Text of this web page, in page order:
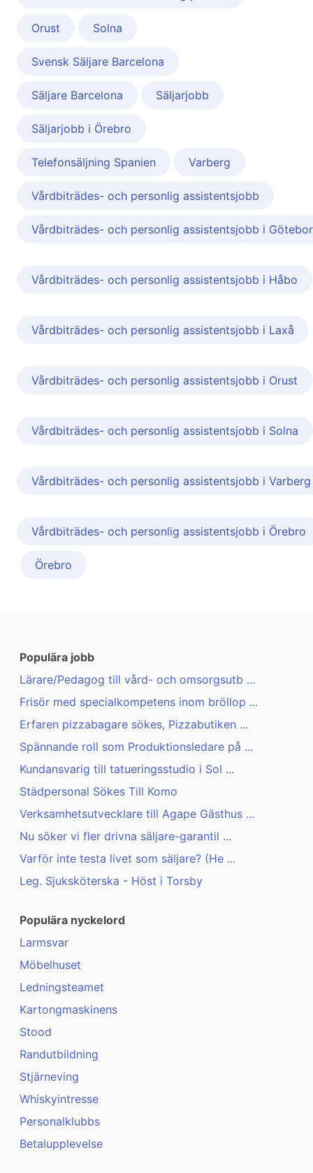
Orust Solna
Svensk Säljare Barcelona
Säljare Barcelona Säljarjobb
Säljarjobb i Örebro
Telefonsäljning Spanien Varberg
Vårdbiträdes- och personlig assistentsjobb
Vårdbiträdes- och personlig assistentsjobb i
Vårdbiträdes- och personlig assistentsjobb i Håbo
Vårdbiträdes- och personlig assistentsjobb i Laxå
Vårdbiträdes- och personlig assistentsjobb i Orust
Vårdbiträdes- och personlig assistentsjobb i Solna
Vårdbiträdes- och personlig assistentsjobb i Varberg
Vårdbiträdes- och personlig assistentsjobb i Örebro
Örebro
Populära jobb
Lärare/Pedagog till vård- och omsorgsutb ...
Frisör med specialkompetens inom bröllop ...
Erfaren pizzabagare sökes, Pizzabutiken ...
Spännande roll som Produktionsledare på ...
Kundansvarig till tatueringsstudio i Sol ...
Städpersonal Sökes Till Komo
Verksamhetsutvecklare till Agape Gästhus ...
Nu söker vi fler drivna säljare-garantil ...
Varför inte testa livet som säljare? (He ...
Leg. Sjuksköterska - Höst i Torsby
Populära nyckelord
Larmsvar
Möbelhuset
Ledningsteamet
Kartongmaskinens
Stood
Randutbildning
Stjärneving
Whiskyintresse
Personalklubbs
Betalupplevelse